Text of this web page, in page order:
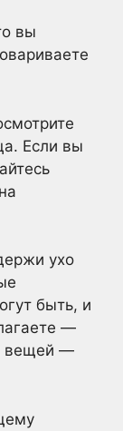
вы
Если вы
ухо
быть, и
—
вещей —